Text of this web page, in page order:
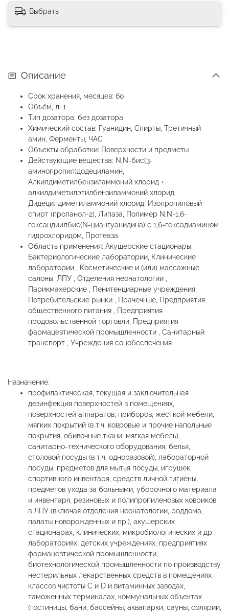
Выбрать
Описание
Срок хранения, месяцев: 60
Объём, л: 1
Тип дозатора: без дозатора
Химический состав: Гуанидин, Спирты, Третичный
амин, Ферменты, ЧАС
Объекты обработки: Поверхности и предметы
Действующие вещества: N,N-бис(3-
аминопропил)додециламин,
Алкилдиметилбензиламмоний хлорид +
алкилдиметилэтилбензиламмоний хлорид,
Дидецилдиметиламмоний хлорид, Изопропиловый
спирт (пропанол-2), Липаза, Полимер N,N-1,6-
гександиилбис(N-циангуанидина) с 1,6-гексадиамином
гидрохлоридом, Протеаза
Область применения: Акушерские стационары,
Бактериологические лаборатории, Клинические
лаборатории , Косметические и (или) массажные
салоны, ЛПУ , Отделения неонатологии ,
Парикмахерские , Пенитенциарные учреждения,
Потребительские рынки , Прачечные, Предприятия
общественного питания , Предприятия
продовольственной торговли, Предприятия
фармацевтической промышленности , Санитарный
транспорт , Учреждения соцобеспечения
Назначение:
профилактическая, текущая и заключительная
дезинфекция поверхностей в помещениях,
поверхностей аппаратов, приборов, жесткой мебели,
мягких покрытий (в т.ч. ковровые и прочие напольные
покрытия, обивочные ткани, мягкая мебель),
санитарно-технического оборудования, белья,
столовой посуды (в т.ч. одноразовой), лабораторной
посуды, предметов для мытья посуды, игрушек,
спортивного инвентаря, средств личной гигиены,
предметов ухода за больными, уборочного материала
и инвентаря, резиновых и полипропиленовых ковриков
в ЛПУ (включая отделения неонатологии, роддома,
палаты новорожденных и пр.), акушерских
стационарах, клинических, микробиологических и др.
лабораториях, детских учреждениях, предприятиях
фармацевтической промышленности,
биотехнологической промышленности по производству
нестерильных лекарственных средств в помещениях
классов чистоты C и D и витаминных заводах,
таможенных терминалах, коммунальных объектах
(гостиницы, бани, бассейны, аквапарки, сауны, солярии,